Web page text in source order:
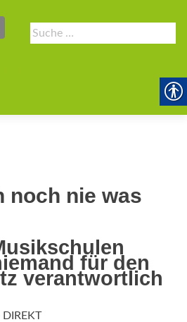
Suche
nach:
NAVIGATION
noch nie was
für den
verantwortlich
DIREKT